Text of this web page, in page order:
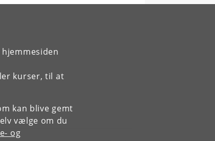
kurser, til at
kan blive gemt
vælge om du
og